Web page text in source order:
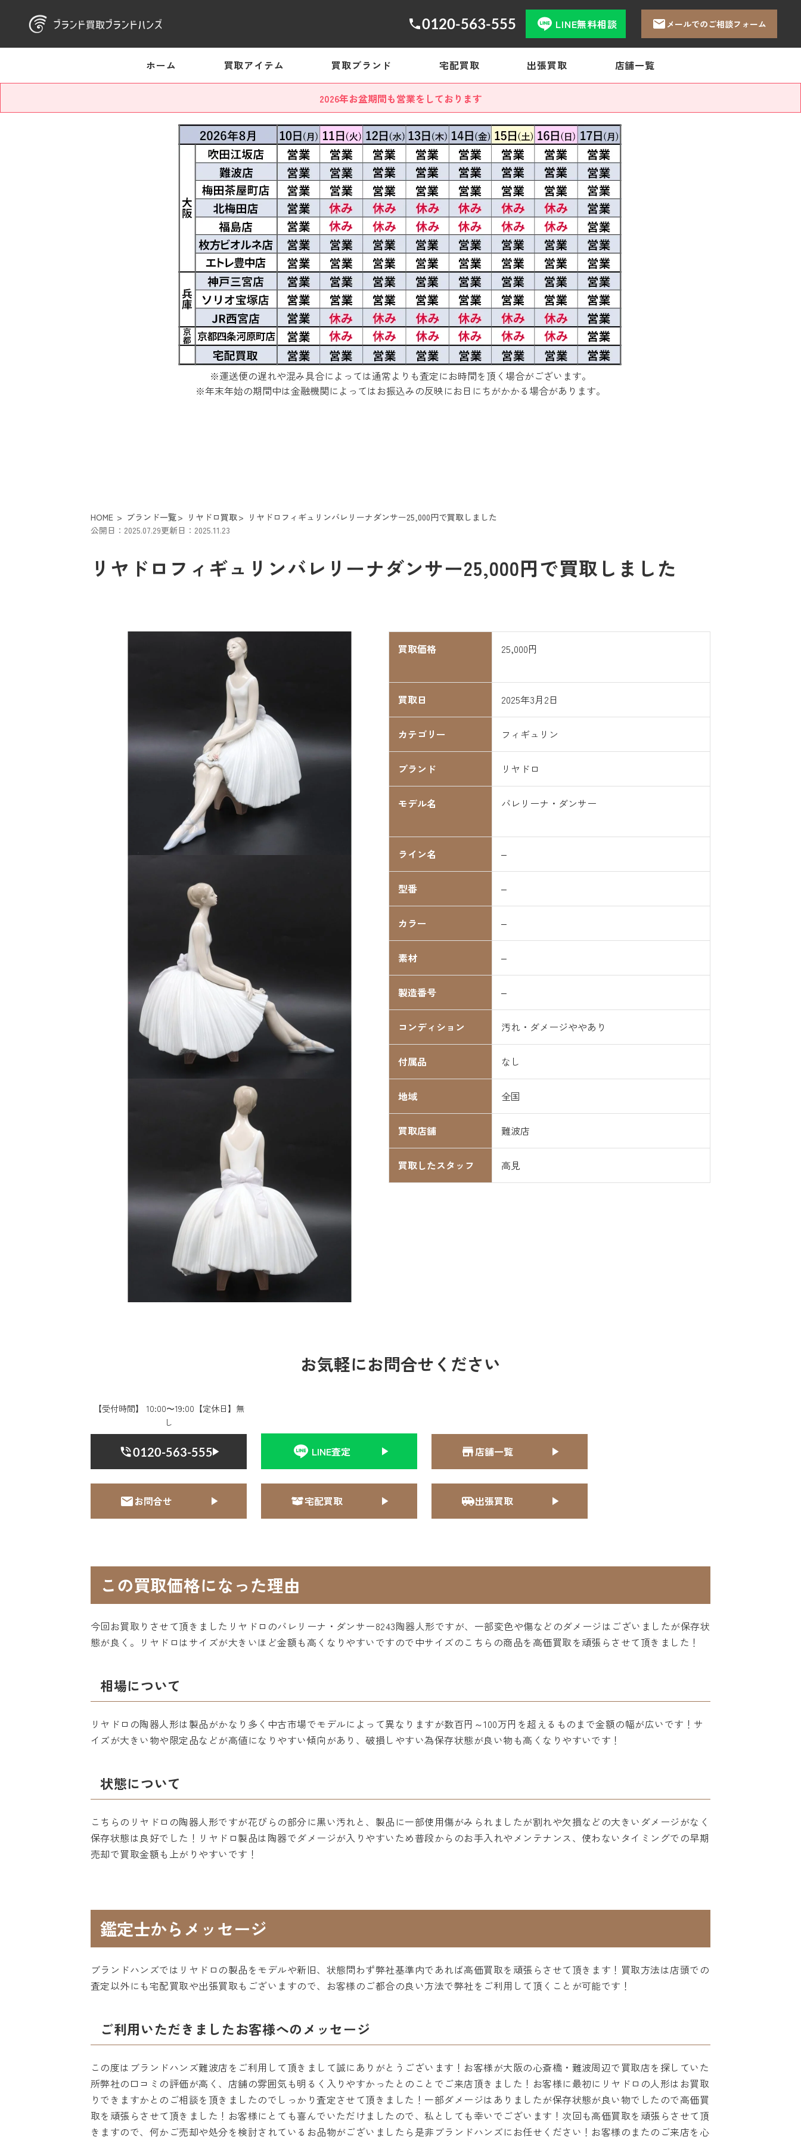
0120-563-555 LINE無料相談 メールでのご相談フォーム
ホーム 買取アイテム 買取ブランド 宅配買取 出張買取 店舗一覧
2026年お盆期間も営業をしております
※運送便の遅れや混み具合によっては通常よりも査定にお時間を頂く場合がございます。
※年末年始の期間中は金融機関によってはお振込みの反映にお日にちがかかる場合があります。
HOME ブランド一覧 リヤドロ買取
リヤドロフィギュリンバレリーナダンサー25,000円で買取しました
公開日：2025.07.29更新日：2025.11.23
リヤドロフィギュリンバレリーナダンサー25,000円で買取しました
買取価格 25,000円
買取日 2025年3月2日
カテゴリー フィギュリン
ブランド リヤドロ
モデル名 バレリーナ・ダンサー
ライン名 –
型番 –
カラー –
素材 –
製造番号 –
コンディション 汚れ・ダメージややあり
付属品 なし
地域 全国
買取店舗 難波店
買取したスタッフ 高見
お気軽にお問合せください
【受付時間】 10:00〜19:00【定休日】無
し
0120-563-555 LINE査定 店舗一覧
お問合せ 宅配買取 出張買取
この買取価格になった理由
今回お買取りさせて頂きましたリヤドロのバレリーナ・ダンサー8243陶器人形ですが、一部変色や傷などのダメージはございましたが保存状
態が良く。リヤドロはサイズが大きいほど金額も高くなりやすいですので中サイズのこちらの商品を高価買取を頑張らさせて頂きました！
相場について
リヤドロの陶器人形は製品がかなり多く中古市場でモデルによって異なりますが数百円～100万円を超えるものまで金額の幅が広いです！サ
イズが大きい物や限定品などが高値になりやすい傾向があり、破損しやすい為保存状態が良い物も高くなりやすいです！
状態について
こちらのリヤドロの陶器人形ですが花びらの部分に黒い汚れと、製品に一部使用傷がみられましたが割れや欠損などの大きいダメージがなく
保存状態は良好でした！リヤドロ製品は陶器でダメージが入りやすいため普段からのお手入れやメンテナンス、使わないタイミングでの早期
売却で買取金額も上がりやすいです！
鑑定士からメッセージ
ブランドハンズではリヤドロの製品をモデルや新旧、状態問わず弊社基準内であれば高価買取を頑張らさせて頂きます！買取方法は店頭での
査定以外にも宅配買取や出張買取もございますので、お客様のご都合の良い方法で弊社をご利用して頂くことが可能です！
ご利用いただきましたお客様へのメッセージ
この度はブランドハンズ難波店をご利用して頂きまして誠にありがとうございます！お客様が大阪の心斎橋・難波周辺で買取店を探していた
所弊社の口コミの評価が高く、店舗の雰囲気も明るく入りやすかったとのことでご来店頂きました！お客様に最初にリヤドロの人形はお買取
りできますかとのご相談を頂きましたのでしっかり査定させて頂きました！一部ダメージはありましたが保存状態が良い物でしたので高価買
取を頑張らさせて頂きました！お客様にとても喜んでいただけましたので、私としても幸いでございます！次回も高価買取を頑張らさせて頂
きますので、何かご売却や処分を検討されているお品物がございましたら是非ブランドハンズにお任せください！お客様のまたのご来店を心